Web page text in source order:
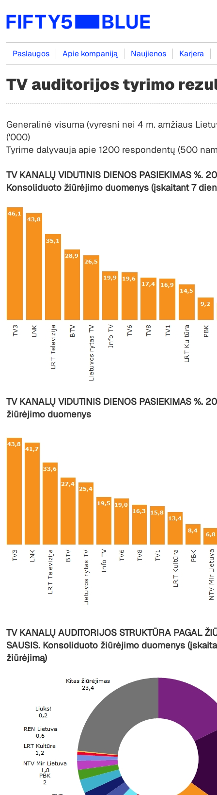
Paslaugos Apie kompaniją Naujienos Karjera
TV auditorijos tyrimo
Generalinė visuma (vyresni nei 4 m. amžiaus
('000)
Tyrime dalyvauja apie 1200 respondentų (500
TV KANALŲ VIDUTINIS DIENOS PASIEKIMAS %.
Konsoliduoto žiūrėjimo duomenys (įskaitant 7
TV KANALŲ VIDUTINIS DIENOS PASIEKIMAS %.
žiūrėjimo duomenys
TV KANALŲ AUDITORIJOS STRUKTŪRA PAGAL
SAUSIS. Konsoliduoto žiūrėjimo duomenys
žiūrėjimą)